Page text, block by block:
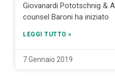
Giovanardi Pototschnig &
counsel Baroni ha iniziato
LEGGI TUTTO »
7 Gennaio 2019